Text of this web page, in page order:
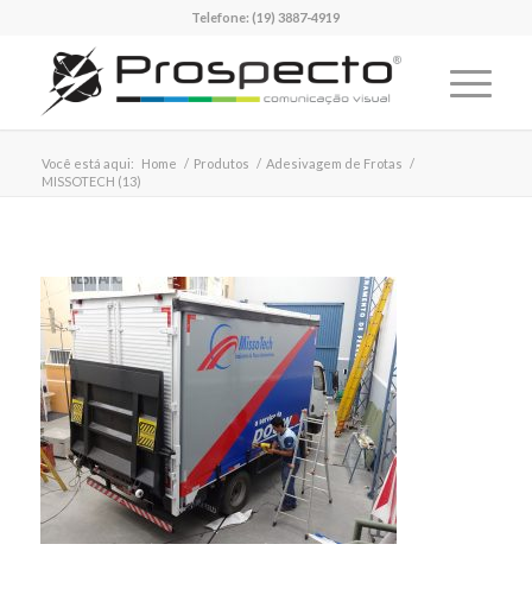
Telefone:(19) 3887-4919
Você está aqui: Home / Produtos / Adesivagem de Frotas /
MISSOTECH (13)